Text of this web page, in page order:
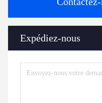
Expédiez-nous